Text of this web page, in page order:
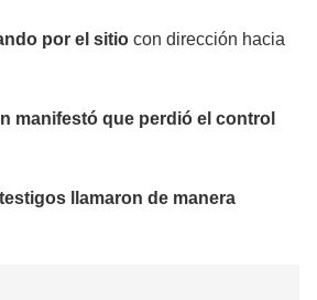
por el sitio con dirección hacia
manifestó que perdió el control
llamaron de manera